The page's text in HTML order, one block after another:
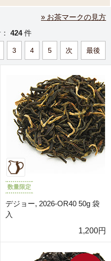
» お茶マークの見方
424件
3 4 5 次 最後
数量限定
デジョー, 2026-OR40 50g 袋
入
1,200円